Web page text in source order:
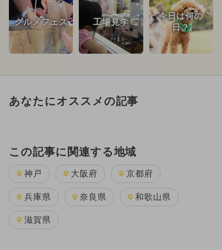
グルメフェス 工場見学
今日は何の
日？
あなたにオススメの記事
この記事に関連する地域
神戸 大阪府 京都府
兵庫県 奈良県 和歌山県
滋賀県